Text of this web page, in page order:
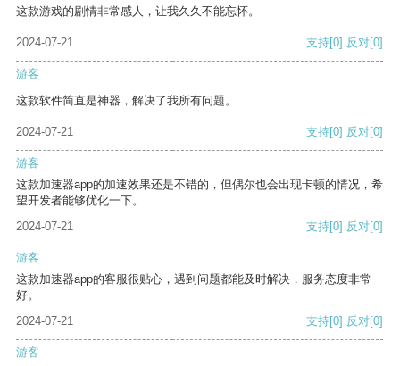
这款游戏的剧情非常感人，让我久久不能忘怀。
2024-07-21 支持[0] 反对[0]
游客
这款软件简直是神器，解决了我所有问题。
2024-07-21 支持[0] 反对[0]
游客
这款加速器app的加速效果还是不错的，但偶尔也会出现卡顿的情况，希
望开发者能够优化一下。
2024-07-21
支持[0] 反对[0]
游客
这款加速器app的客服很贴心，遇到问题都能及时解决，服务态度非常
好。
2024-07-21
支持[0] 反对[0]
游客